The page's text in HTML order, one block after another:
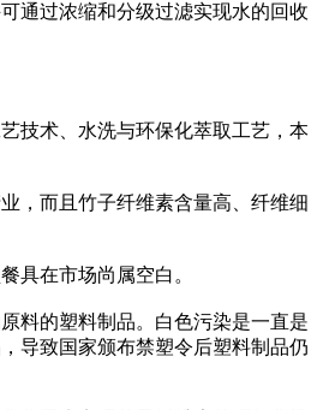
通过浓缩和分级过滤实现水的回收
技术、水洗与环保化萃取工艺，本
，而且竹子纤维素含量高、纤维细
具在市场尚属空白。
料的塑料制品。白色污染是一直是
导致国家颁布禁塑令后塑料制品仍